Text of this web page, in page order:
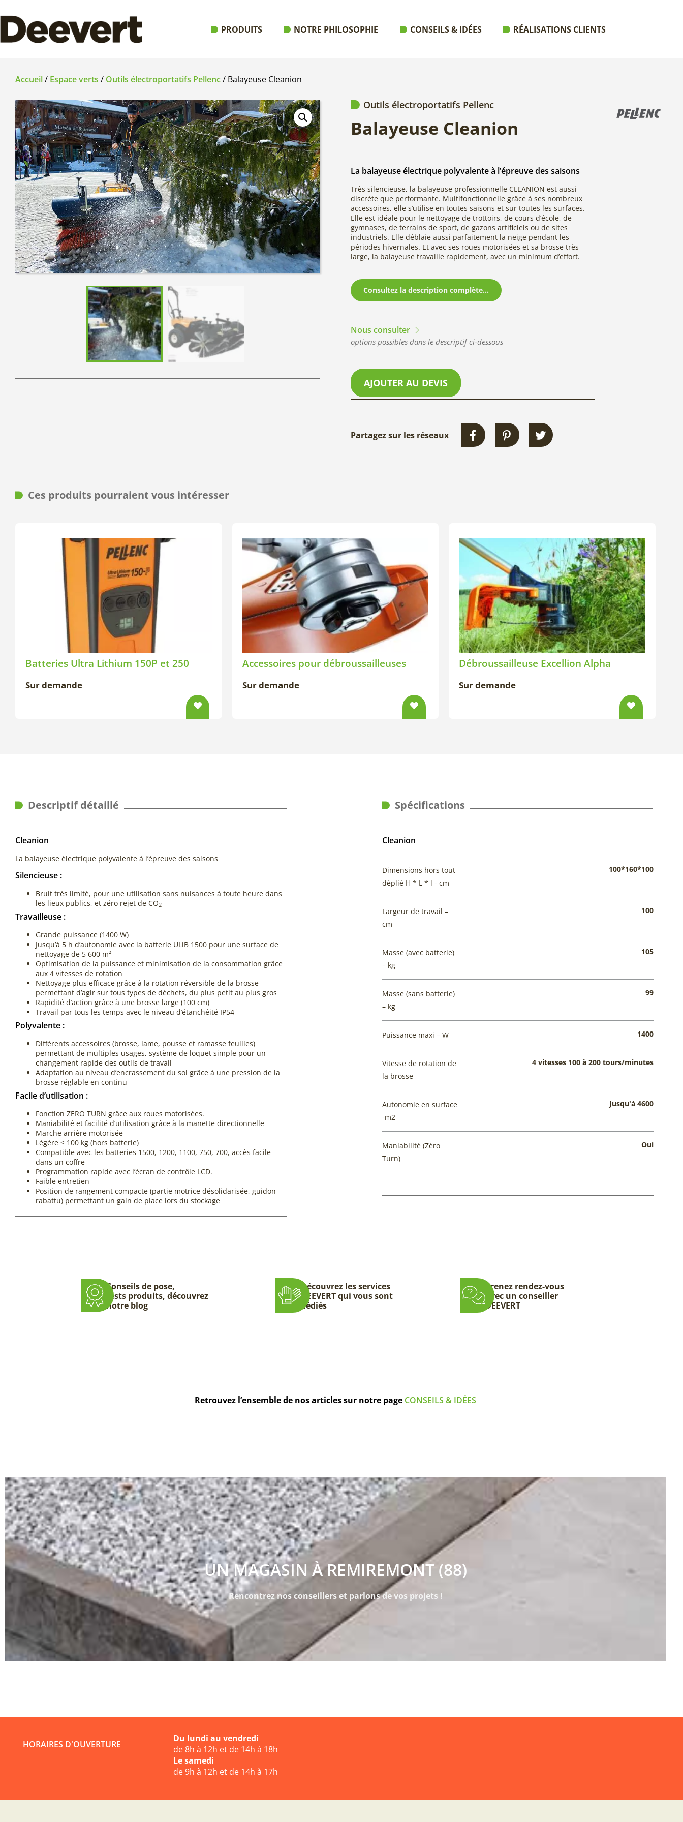
PRODUITS NOTRE PHILOSOPHIE CONSEILS & IDÉES RÉALISATIONS CLIENTS
Accueil/ Espace verts / Outils électroportatifs Pellenc/ Balayeuse Cleanion
Outils électroportatifs Pellenc
Balayeuse Cleanion
La balayeuse électrique polyvalente à l’épreuve des saisons
Très silencieuse, la balayeuse professionnelle CLEANION est aussi
discrète que performante. Multifonctionnelle grâce à ses nombreux
accessoires, elle s’utilise en toutes saisons et sur toutes les surfaces.
Elle est idéale pour le nettoyage de trottoirs, de cours d’école, de
gymnases, de terrains de sport, de gazons artificiels ou de sites
industriels. Elle déblaie aussi parfaitement la neige pendant les
périodes hivernales. Et avec ses roues motorisées et sa brosse très
large, la balayeuse travaille rapidement, avec un minimum d’effort.
Consultez la description complète...
Nous consulter
options possibles dans le descriptif ci-dessous
AJOUTER AU DEVIS
Partagez sur les réseaux
Ces produits pourraient vous intéresser
Batteries Ultra Lithium 150P et 250
Sur demande
Accessoires pour débroussailleuses
Sur demande
Débroussailleuse Excellion Alpha
Sur demande
Descriptif détaillé
Cleanion
La balayeuse électrique polyvalente à l’épreuve des saisons
Silencieuse :
Bruit très limité, pour une utilisation sans nuisances à toute heure dans
les lieux publics, et zéro rejet de CO2
Travailleuse :
Grande puissance (1400 W)
Jusqu’à 5 h d’autonomie avec la batterie ULiB 1500 pour une surface de
nettoyage de 5 600 m²
Optimisation de la puissance et minimisation de la consommation grâce
aux 4 vitesses de rotation
Nettoyage plus efficace grâce à la rotation réversible de la brosse
permettant d’agir sur tous types de déchets, du plus petit au plus gros
Rapidité d’action grâce à une brosse large (100 cm)
Travail par tous les temps avec le niveau d’étanchéité IP54
Polyvalente :
Différents accessoires (brosse, lame, pousse et ramasse feuilles)
permettant de multiples usages, système de loquet simple pour un
changement rapide des outils de travail
Adaptation au niveau d’encrassement du sol grâce à une pression de la
brosse réglable en continu
Facile d’utilisation :
Fonction ZERO TURN grâce aux roues motorisées.
Maniabilité et facilité d’utilisation grâce à la manette directionnelle
Marche arrière motorisée
Légère < 100 kg (hors batterie)
Compatible avec les batteries 1500, 1200, 1100, 750, 700, accès facile
dans un coffre
Programmation rapide avec l’écran de contrôle LCD.
Faible entretien
Position de rangement compacte (partie motrice désolidarisée, guidon
rabattu) permettant un gain de place lors du stockage
Spécifications
Cleanion
Dimensions hors tout
déplié H * L * l - cm
100*160*100
Largeur de travail –
cm
100
Masse (avec batterie)
– kg
105
Masse (sans batterie)
– kg
99
Puissance maxi – W 1400
Vitesse de rotation de
la brosse
4 vitesses 100 à 200 tours/minutes
Autonomie en surface
-m2
Jusqu'à 4600
Maniabilité (Zéro
Turn)
Oui
Conseils de pose,
tests produits, découvrez
notre blog
Découvrez les services
DEEVERT qui vous sont
dédiés
Prenez rendez-vous
avec un conseiller
DEEVERT
Retrouvez l’ensemble de nos articles sur notre page CONSEILS & IDÉES
UN MAGASIN À REMIREMONT (88)
Rencontrez nos conseillers et parlons de vos projets !
HORAIRES D'OUVERTURE
Du lundi au vendredi
de 8h à 12h et de 14h à 18h
Le samedi
de 9h à 12h et de 14h à 17h